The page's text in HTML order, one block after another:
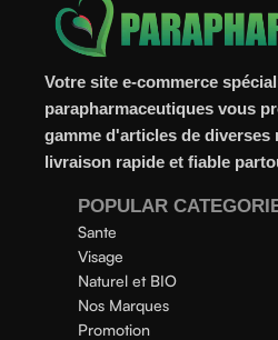
Votre site e-commerce
parapharmaceutiques vous
gamme d'articles de diverses
livraison rapide et fiable
POPULAR
Sante
Visage
Naturel et BIO
Nos Marques
Promotion